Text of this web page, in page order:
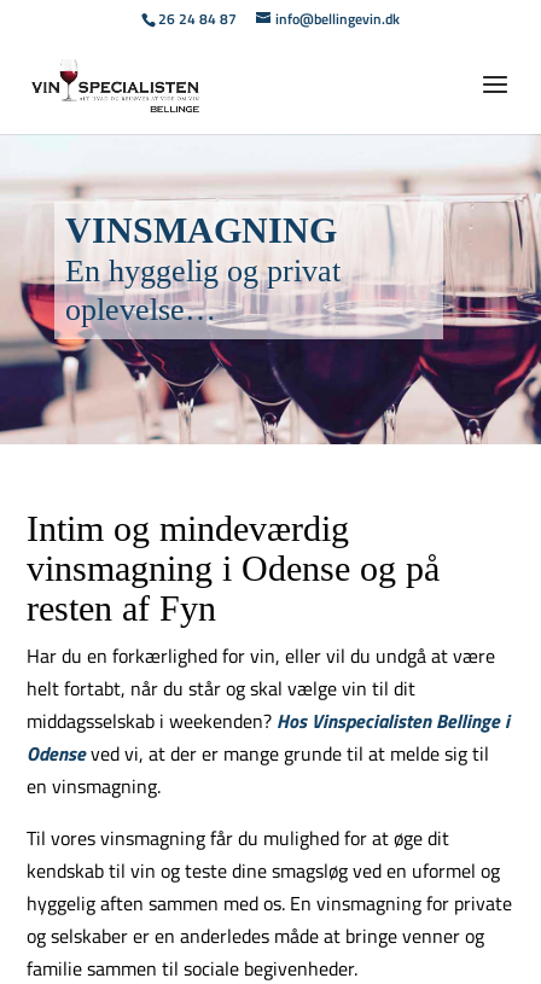
26 24 84 87 info@bellingevin.dk
VINSMAGNING
En hyggelig og privat
oplevelse…
Intim og mindeværdig
vinsmagning i Odense og på
resten af Fyn
Har du en forkærlighed for vin, eller vil du undgå at være
helt fortabt, når du står og skal vælge vin til dit
middagsselskab i weekenden? Hos Vinspecialisten Bellinge i
Odenseved vi, at der er mange grunde til at melde sig til
en vinsmagning.
Til vores vinsmagning får du mulighed for at øge dit
kendskab til vin og teste dine smagsløg ved en uformel og
hyggelig aften sammen med os. En vinsmagning for private
og selskaber er en anderledes måde at bringe venner og
familie sammen til sociale begivenheder.